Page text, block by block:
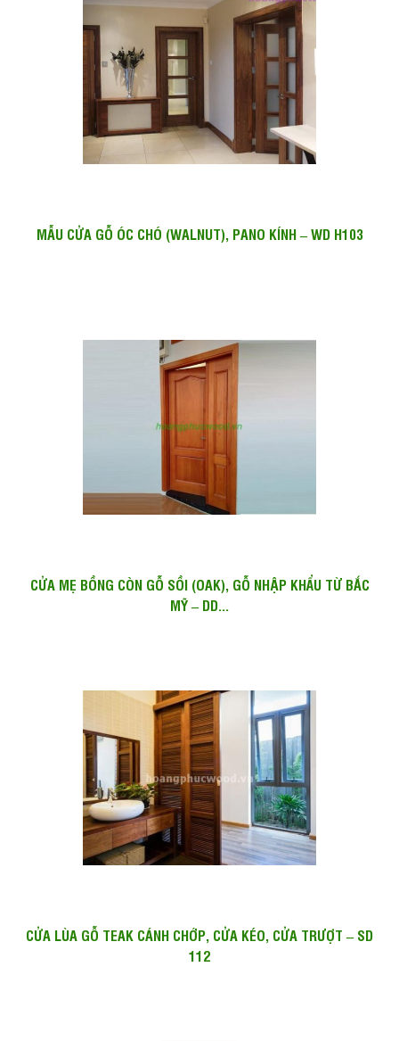
MẪU CỬA GỖ ÓC CHÓ (WALNUT), PANO KÍNH – WD H103
CỬA MẸ BỒNG CÒN GỖ SỒI (OAK), GỖ NHẬP KHẨU TỪ BẮC
MỸ – DD...
CỬA LÙA GỖ TEAK CÁNH CHỚP, CỬA KÉO, CỬA TRƯỢT – SD
112